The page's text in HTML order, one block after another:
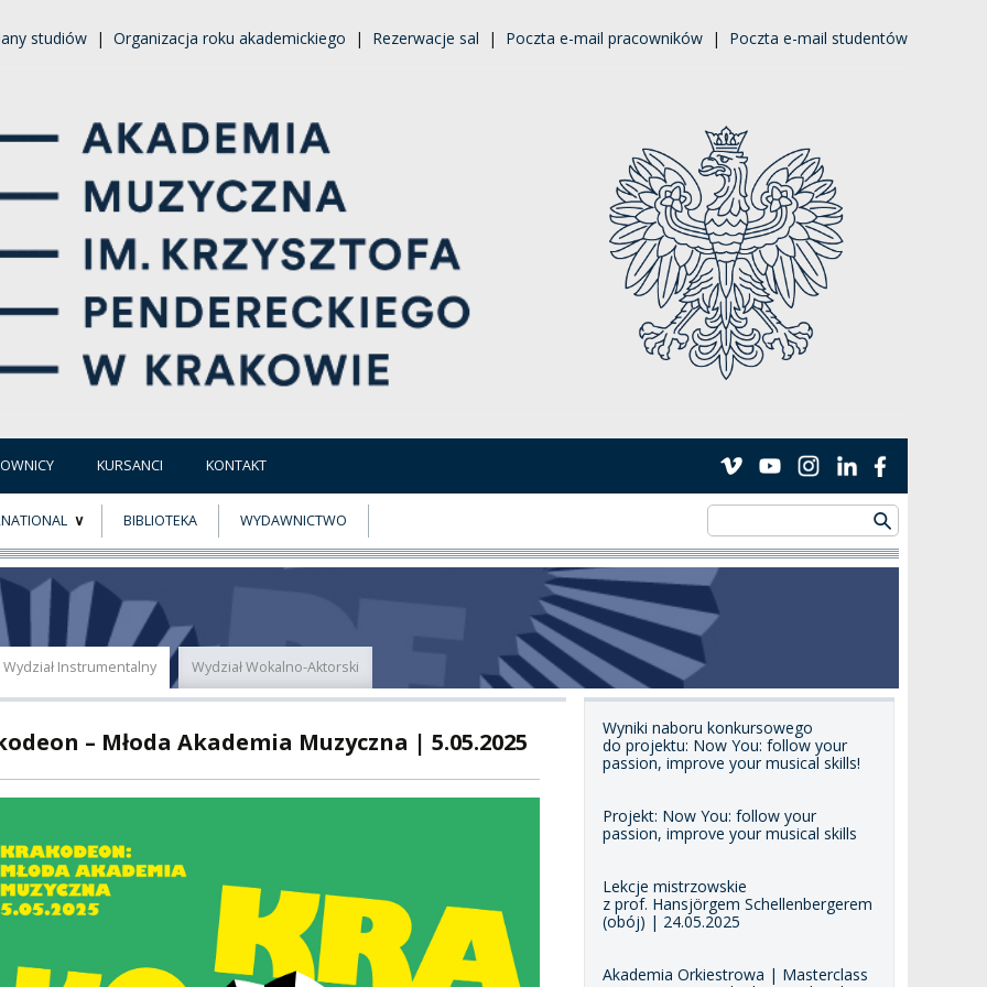
studiów | Organizacja roku akademickiego | Rezerwacje sal | Poczta e-mail pracowników | Poczta e-mail studentów
KURSANCI KONTAKT
BIBLIOTEKA WYDAWNICTWO
Wydział Instrumentalny Wydział Wokalno-Aktorski
Wyniki naboru konkursowego
do projektu: Now You: follow your
passion, improve your musical skills!
Projekt: Now You: follow your
passion, improve your musical skills
Lekcje mistrzowskie
z prof. Hansjörgem Schellenbergerem
(obój) | 24.05.2025
Akademia Orkiestrowa | Masterclass
– Młoda Akademia Muzyczna | 5.05.2025